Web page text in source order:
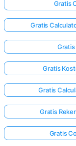
Gratis
Gratis
Gratis
Gratis
Gratis
Gratis